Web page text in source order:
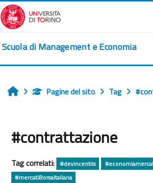
Vai al contenuto principale
Scuola di Management e Economia
HomePagine del sito Tag
#contrattazione
Tag correlati: #devincentiis
#mercatiBorsaItaliana